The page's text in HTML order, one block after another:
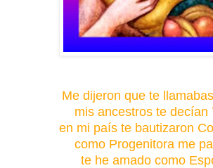
Me dijeron que te
mis ancestros te decían
en mi país te bautizaron
como Progenitora me
te he amado como